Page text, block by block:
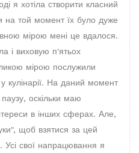
я хотіла створити класний
на той момент їх було дуже
мірою мені це вдалося.
і виховую п'ятьох
мірою послужили
кулінарії. На даний момент
оскільки маю
в інших сферах. Але,
щоб взятися за цей
свої напрацювання я